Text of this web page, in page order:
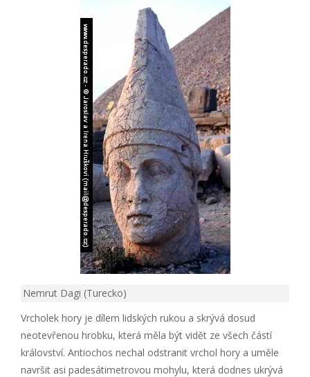
Nemrut Dagi (Turecko)
Vrcholek hory je dílem lidských rukou a skrývá dosud
neotevřenou hrobku, která měla být vidět ze všech částí
království. Antiochos nechal odstranit vrchol hory a uměle
navršit asi padesátimetrovou mohylu, která dodnes ukrývá